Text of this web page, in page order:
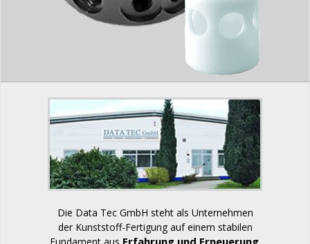
Die Data Tec GmbH steht als Unternehmen
der Kunststoff-Fertigung auf einem stabilen